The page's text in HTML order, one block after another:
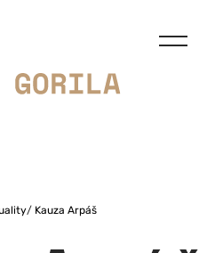
/ Kauza Arpáš